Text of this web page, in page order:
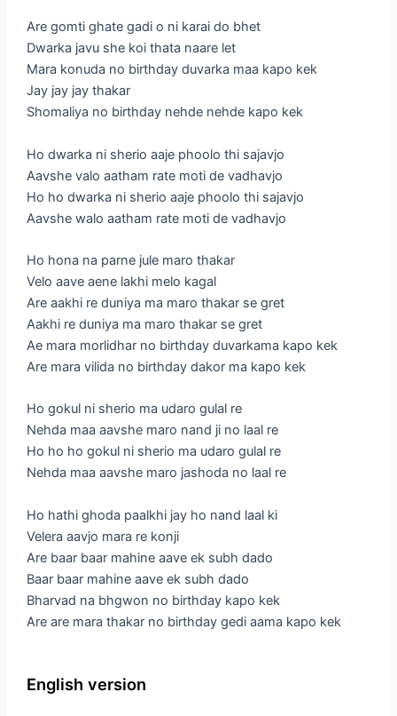
Are gomti ghate gadi o ni karai do bhet
Dwarka javu she koi thata naare let
Mara konuda no birthday duvarka maa kapo kek
Jay jay jay thakar
Shomaliya no birthday nehde nehde kapo kek
Ho dwarka ni sherio aaje phoolo thi sajavjo
Aavshe valo aatham rate moti de vadhavjo
Ho ho dwarka ni sherio aaje phoolo thi sajavjo
Aavshe walo aatham rate moti de vadhavjo
Ho hona na parne jule maro thakar
Velo aave aene lakhi melo kagal
Are aakhi re duniya ma maro thakar se gret
Aakhi re duniya ma maro thakar se gret
Ae mara morlidhar no birthday duvarkama kapo kek
Are mara vilida no birthday dakor ma kapo kek
Ho gokul ni sherio ma udaro gulal re
Nehda maa aavshe maro nand ji no laal re
Ho ho ho gokul ni sherio ma udaro gulal re
Nehda maa aavshe maro jashoda no laal re
Ho hathi ghoda paalkhi jay ho nand laal ki
Velera aavjo mara re konji
Are baar baar mahine aave ek subh dado
Baar baar mahine aave ek subh dado
Bharvad na bhgwon no birthday kapo kek
Are are mara thakar no birthday gedi aama kapo kek
English version